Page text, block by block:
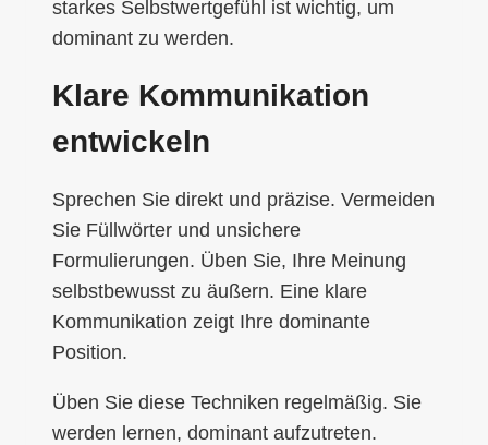
starkes Selbstwertgefühl ist wichtig, um
dominant zu werden.
Klare Kommunikation
entwickeln
Sprechen Sie direkt und präzise. Vermeiden
Sie Füllwörter und unsichere
Formulierungen. Üben Sie, Ihre Meinung
selbstbewusst zu äußern. Eine klare
Kommunikation zeigt Ihre dominante
Position.
Üben Sie diese Techniken regelmäßig. Sie
werden lernen, dominant aufzutreten.